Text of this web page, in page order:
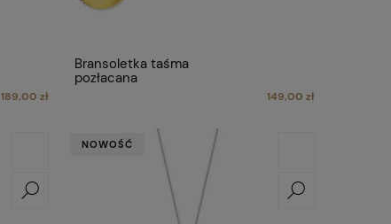
189,00 zł
Bransoletka taśma
pozłacana
149,00 zł
NOWOŚĆ